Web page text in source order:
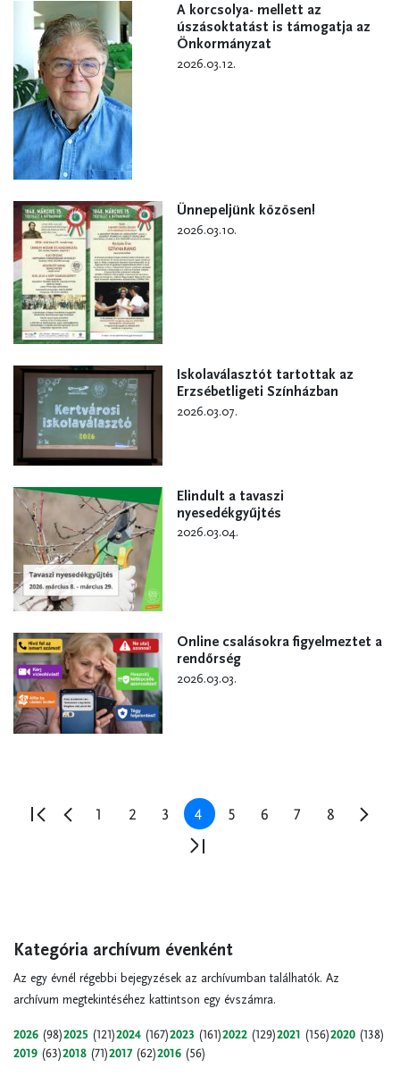
A korcsolya- mellett az
úszásoktatást is támogatja az
Önkormányzat
2026.03.12.
Ünnepeljünk közösen!
2026.03.10.
Iskolaválasztót tartottak az
Erzsébetligeti Színházban
2026.03.07.
Elindult a tavaszi
nyesedékgyűjtés
2026.03.04.
Online csalásokra figyelmeztet a
rendőrség
2026.03.03.
ElsőElőző
Oldal
1 Oldal
2 Oldal
3
Jelenlegi
oldal
4 Oldal
5 Oldal
6 Oldal
7 Oldal
8
Utolsó
Kategória archívum évenként
Az egy évnél régebbi bejegyzések az archívumban találhatók. Az
archívum megtekintéséhez kattintson egy évszámra.
2026 (98)2025 (121)2024 (167)2023 (161)2022 (129)2021 (156)2020 (138)
2019 (63)2018 (71)2017 (62)2016 (56)